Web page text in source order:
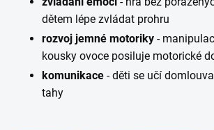
dětem lépe zvládat prohru
rozvoj jemné motoriky -
kousky ovoce posiluje motorické
komunikace - děti se učí
tahy